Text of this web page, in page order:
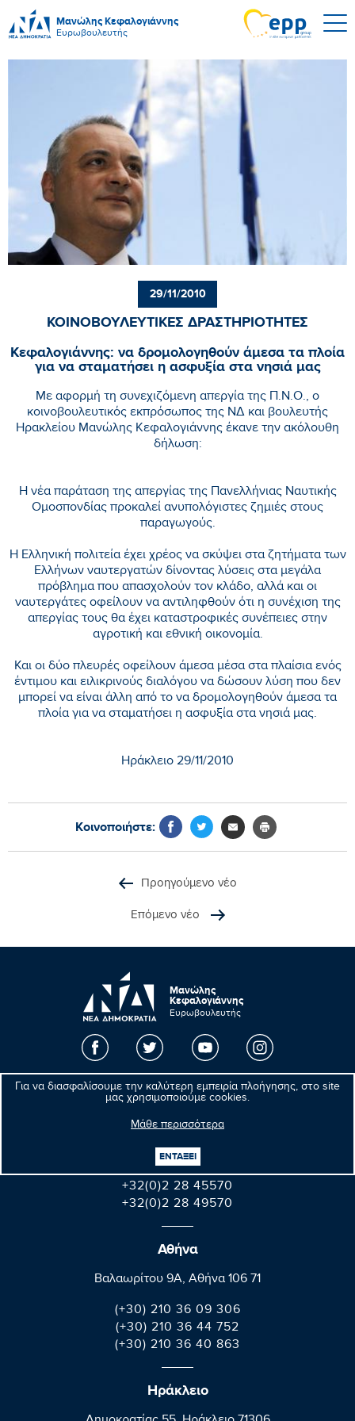
Μανώλης Κεφαλογιάννης
Ευρωβουλευτής
Για να διασφαλίσουμε την καλύτερη εμπειρία πλοήγησης, στο site
μας χρησιμοποιούμε cookies.
Μάθε περισσότερα
ΕΝΤΑΞΕΙ
29/11/2010
ΚΟΙΝΟΒΟΥΛΕΥΤΙΚΕΣ ΔΡΑΣΤΗΡΙΟΤΗΤΕΣ
Κεφαλογιάννης: να δρομολογηθούν άμεσα τα πλοία
για να σταματήσει η ασφυξία στα νησιά μας
Με αφορμή τη συνεχιζόμενη απεργία της Π.Ν.Ο., ο
κοινοβουλευτικός εκπρόσωπος της ΝΔ και βουλευτής
Ηρακλείου Μανώλης Κεφαλογιάννης έκανε την ακόλουθη
δήλωση:
Η νέα παράταση της απεργίας της Πανελλήνιας Ναυτικής
Ομοσπονδίας προκαλεί ανυπολόγιστες ζημιές στους
παραγωγούς.
Η Ελληνική πολιτεία έχει χρέος να σκύψει στα ζητήματα των
Ελλήνων ναυτεργατών δίνοντας λύσεις στα μεγάλα
πρόβλημα που απασχολούν τον κλάδο, αλλά και οι
ναυτεργάτες οφείλουν να αντιληφθούν ότι η συνέχιση της
απεργίας τους θα έχει καταστροφικές συνέπειες στην
αγροτική και εθνική οικονομία.
Και οι δύο πλευρές οφείλουν άμεσα μέσα στα πλαίσια ενός
έντιμου και ειλικρινούς διαλόγου να δώσουν λύση που δεν
μπορεί να είναι άλλη από το να δρομολογηθούν άμεσα τα
πλοία για να σταματήσει η ασφυξία στα νησιά μας.
Ηράκλειο 29/11/2010
Κοινοποιήστε:
Προηγούμενο νέο
Επόμενο νέο
Μανώλης
Κεφαλογιάννης
Ευρωβουλευτής
Βρυξέλλες
Parlement européen Bât. Altiero Spinelli
B-1047 Bruxelles/Brussel
+32(0)2 28 45570
+32(0)2 28 49570
Αθήνα
Βαλαωρίτου 9A, Aθήνα 106 71
(+30) 210 36 09 306
(+30) 210 36 44 752
(+30) 210 36 40 863
Ηράκλειο